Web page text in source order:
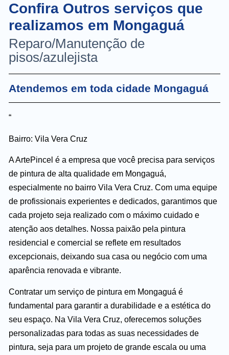
Confira Outros serviços que
realizamos em Mongaguá
Reparo/Manutenção de
pisos/azulejista
Atendemos em toda cidade Mongaguá
“
Bairro: Vila Vera Cruz
A ArtePincel é a empresa que você precisa para serviços
de pintura de alta qualidade em Mongaguá,
especialmente no bairro Vila Vera Cruz. Com uma equipe
de profissionais experientes e dedicados, garantimos que
cada projeto seja realizado com o máximo cuidado e
atenção aos detalhes. Nossa paixão pela pintura
residencial e comercial se reflete em resultados
excepcionais, deixando sua casa ou negócio com uma
aparência renovada e vibrante.
Contratar um serviço de pintura em Mongaguá é
fundamental para garantir a durabilidade e a estética do
seu espaço. Na Vila Vera Cruz, oferecemos soluções
personalizadas para todas as suas necessidades de
pintura, seja para um projeto de grande escala ou uma